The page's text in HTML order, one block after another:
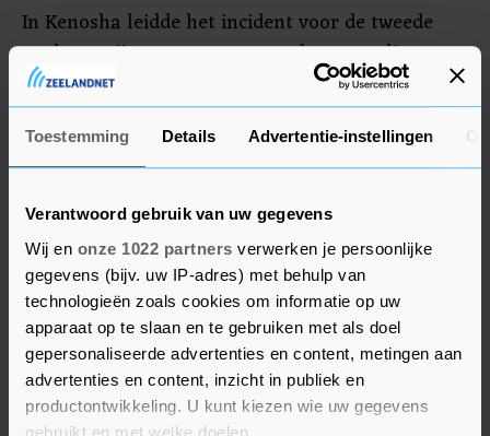
Toestemming Details Advertentie-instellingen
Verantwoord gebruik van uw gegevens
Wij en onze 1022 partners verwerken je persoonlijke
gegevens (bijv. uw IP-adres) met behulp van
technologieën zoals cookies om informatie op uw
apparaat op te slaan en te gebruiken met als doel
gepersonaliseerde advertenties en content, metingen aan
advertenties en content, inzicht in publiek en
productontwikkeling. U kunt kiezen wie uw gegevens
gebruikt en met welke doelen.
In Kenosha leidde het incident voor de tweede
nacht op rij tot protesten en schermutselingen.
De politie schoot traangasgranaten af op
demonstranten die weigerden te vertrekken. De
politie arresteerde zeker vijf mensen. Drie
gebouwen in het centrum van de stad in de staat
Wisconsin werden in brand gezet.